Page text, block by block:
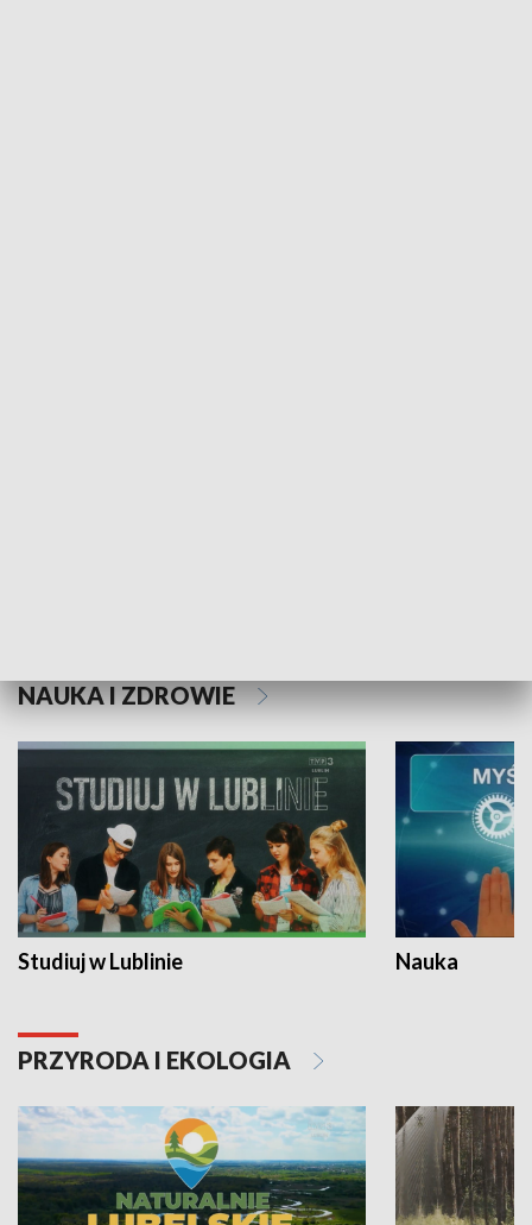
NAUKA I ZDROWIE
Studiuj w Lublinie Nauka
PRZYRODA I EKOLOGIA